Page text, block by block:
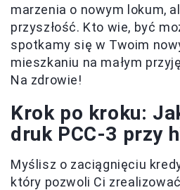
marzenia o nowym lokum,
przyszłość. Kto wie, być
spotkamy się w Twoim
mieszkaniu na małym
Na zdrowie!
Krok po kroku:
druk PCC-3 przy
Myślisz o zaciągnięciu
który pozwoli Ci